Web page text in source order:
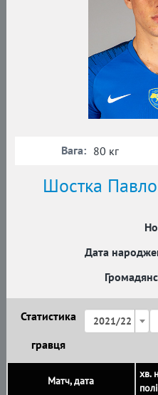
Шостка
Дата
Вага: 80 кг
Статистика
гравця
2021/22
Матч, дата
хв.
полі